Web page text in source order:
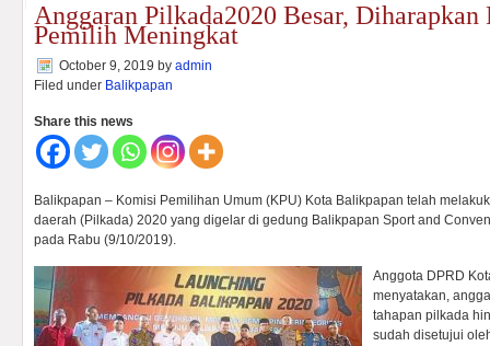
Anggaran Pilkada2020 Besar, Diharapkan
Pemilih Meningkat
October 9, 2019 by admin
Filed under Balikpapan
Share this news
Balikpapan – Komisi Pemilihan Umum (KPU) Kota Balikpapan telah
daerah (Pilkada) 2020 yang digelar di gedung Balikpapan Sport and
pada Rabu (9/10/2019).
Anggota DPRD
menyatakan,
tahapan pilkada
sudah disetujui